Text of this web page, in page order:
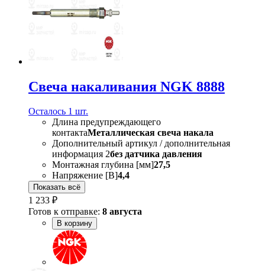
Свеча накаливания NGK 8888
Осталось 1 шт.
Длина предупреждающего
контактаМеталлическая свеча накала
Дополнительный артикул / дополнительная
информация 2без датчика давления
Монтажная глубина [мм]27,5
Напряжение [В]4,4
Показать всё
1 233 ₽
Готов к отправке: 8 августа
В корзину